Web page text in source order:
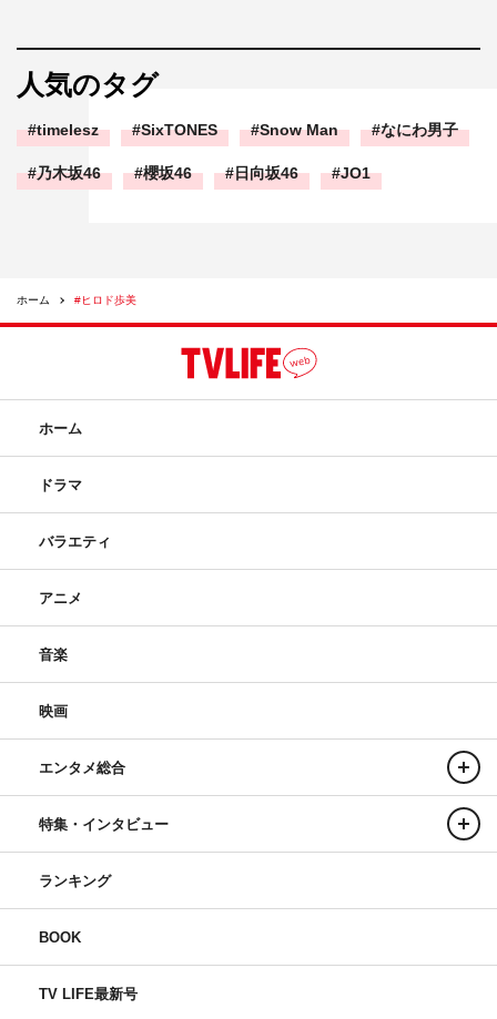
人気のタグ
timelesz SixTONES Snow Man なにわ男子
乃木坂46 櫻坂46 日向坂46 JO1
ホーム #ヒロド歩美
ホーム
ドラマ
バラエティ
アニメ
音楽
映画
エンタメ総合
特集・インタビュー
ランキング
BOOK
TV LIFE最新号